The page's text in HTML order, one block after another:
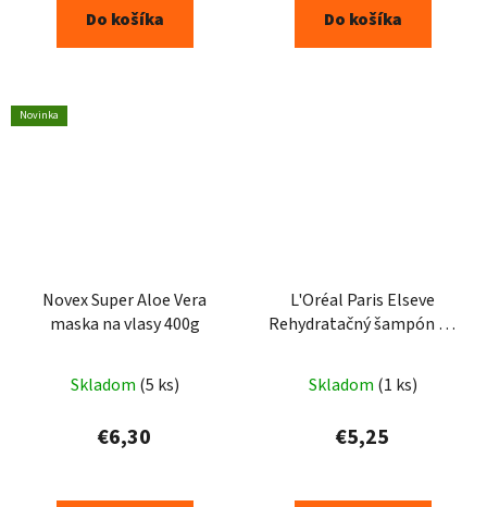
Do košíka Do košíka
Novinka
Novex Super Aloe Vera
maska na vlasy 400g
Skladom (5 ks)
€6,30
L'Oréal Paris Elseve
Rehydratačný šampón na
250ml
Skladom (1 ks)
€5,25